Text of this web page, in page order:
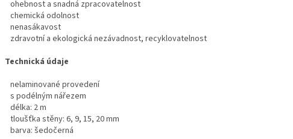
ohebnost a snadná zpracovatelnost
chemická odolnost
nenasákavost
zdravotní a ekologická nezávadnost, recyklovatelnost
Technická údaje
nelaminované provedení
s podélným nářezem
délka: 2 m
tloušťka stěny: 6, 9, 15, 20 mm
barva: šedočerná